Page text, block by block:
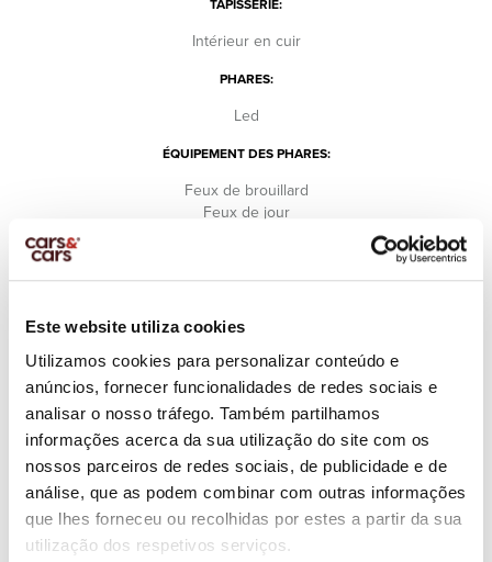
Este website utiliza cookies
Utilizamos cookies para personalizar conteúdo e
anúncios, fornecer funcionalidades de redes sociais e
analisar o nosso tráfego. Também partilhamos
informações acerca da sua utilização do site com os
nossos parceiros de redes sociais, de publicidade e de
análise, que as podem combinar com outras informações
que lhes forneceu ou recolhidas por estes a partir da sua
utilização dos respetivos serviços.
TAPISSERIE:
Intérieur en cuir
PHARES:
Led
ÉQUIPEMENT DES PHARES:
Feux de brouillard
Feux de jour
Console centrale
CLIMATISATION:
Automatique 2 Zones
6 Airbags
SIÈGES AVANT:
Avec mémoire
Avec soutien lombaire